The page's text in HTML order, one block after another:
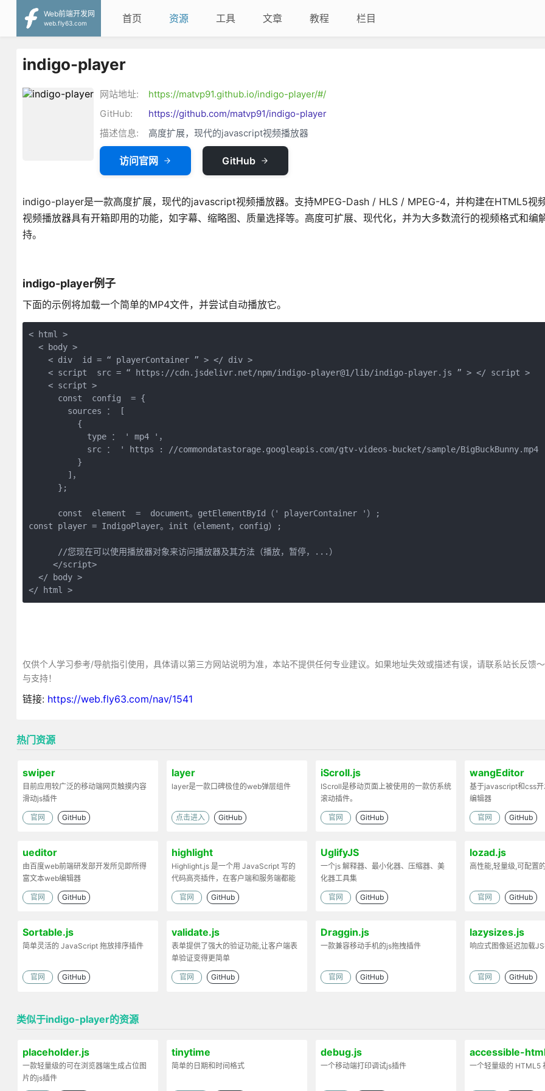
Web前端开发网
web.fly63.com
首页 资源 工具 文章 教程 栏目
indigo-player
网站地址:
https://matvp91.github.io/indigo-player/#/
GitHub:
https://github.com/matvp91/indigo-player
描述信息:
高度扩展，现代的javascript视频播放器
访问官网 GitHub
indigo-player是一款高度扩展，现代的javascript视频播放器。支持MPEG-Dash / HLS / MPEG-4，并构建在HTML5视
视频播放器具有开箱即用的功能，如字幕、缩略图、质量选择等。高度可扩展、现代化，并为大多数流行的视频格式和编
持。
indigo-player例子
下面的示例将加载一个简单的MP4文件，并尝试自动播放它。
< html >
  < body >
    < div  id = “ playerContainer ” > </ div >
    < script  src = “ https://cdn.jsdelivr.net/npm/indigo-player@1/lib/indigo-player.js ” > </ script >
    < script >
      const  config  = {
        sources ： [
          {
            type ： ' mp4 '，
src ： ' https : //commondatastorage.googleapis.com/gtv-videos-bucket/sample/BigBuckBunny.mp4
          }
        ]，
      };
      const  element  =  document。getElementById（' playerContainer '）;
const player = IndigoPlayer。init（element，config）;
      //您现在可以使用播放器对象来访问播放器及其方法（播放，暂停，...）
     </script>
  </ body >
</ html >
仅供个人学习参考/导航指引使用，具体请以第三方网站说明为准，本站不提供任何专业建议。如果地址失效或描述有误，请联系站长反馈
与支持！
链接: https://web.fly63.com/nav/1541
热门资源
swiper
目前应用较广泛的移动端网页触摸内容
滑动js插件
官网 GitHub
layer
layer是一款口碑极佳的web弹层组件
点击进入 GitHub
iScroll.js
IScroll是移动页面上被使用的一款仿系统
滚动插件。
官网 GitHub
wangEditor
基于javascript和css开
编辑器
官网 GitHub
ueditor
由百度web前端研发部开发所见即所得
富文本web编辑器
官网 GitHub
highlight
Highlight.js 是一个用 JavaScript 写的
代码高亮插件，在客户端和服务端都能
工作。
官网 GitHub
UglifyJS
一个js 解释器、最小化器、压缩器、美
化器工具集
官网 GitHub
lozad.js
高性能,轻量级,可配置
官网 GitHub
Sortable.js
简单灵活的 JavaScript 拖放排序插件
官网 GitHub
validate.js
表单提供了强大的验证功能,让客户端表
单验证变得更简单
官网 GitHub
Draggin.js
一款兼容移动手机的js拖拽插件
官网 GitHub
lazysizes.js
响应式图像延迟加载
官网 GitHub
类似于indigo-player的资源
placeholder.js
一款轻量级的可在浏览器端生成占位图
片的js插件
tinytime
简单的日期和时间格式
debug.js
一个移动端打印调试js插件
accessible-
player
一个轻量级的 HTML5